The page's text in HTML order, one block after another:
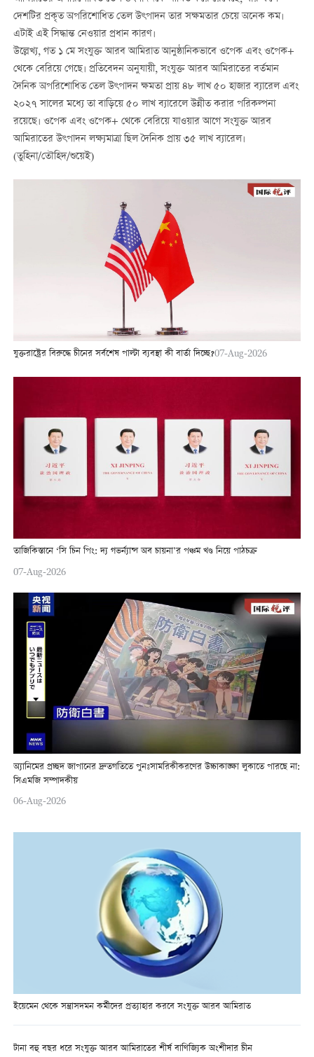
দেশটির প্রকৃত অপরিশোধিত তেল উৎপাদন তার সক্ষমতার চেয়ে অনেক কম।
এটাই এই সিদ্ধান্ত নেওয়ার প্রধান কারণ।
উল্লেখ্য, গত ১ মে সংযুক্ত আরব আমিরাত আনুষ্ঠানিকভাবে ওপেক এবং ওপেক+
থেকে বেরিয়ে গেছে। প্রতিবেদন অনুযায়ী, সংযুক্ত আরব আমিরাতের বর্তমান
দৈনিক অপরিশোধিত তেল উৎপাদন ক্ষমতা প্রায় ৪৮ লাখ ৫০ হাজার ব্যারেল এবং
২০২৭ সালের মধ্যে তা বাড়িয়ে ৫০ লাখ ব্যারেলে উন্নীত করার পরিকল্পনা
রয়েছে। ওপেক এবং ওপেক+ থেকে বেরিয়ে যাওয়ার আগে সংযুক্ত আরব
আমিরাতের উৎপাদন লক্ষ্যমাত্রা ছিল দৈনিক প্রায় ৩৫ লাখ ব্যারেল।
(তুহিনা/তৌহিদ/শুয়েই)
যুক্তরাষ্ট্রের বিরুদ্ধে চীনের সর্বশেষ পাল্টা ব্যবস্থা কী বার্তা দিচ্ছে?07-Aug-2026
তাজিকিস্তানে ‘সি চিন পিং: দ্য গভর্ন্যান্স অব চায়না’র পঞ্চম খণ্ড নিয়ে পাঠচক্র
07-Aug-2026
অ্যানিমের প্রচ্ছদ জাপানের দ্রুতগতিতে পুনঃসামরিকীকরণের উচ্চাকাঙ্ক্ষা লুকাতে পারছে না:
সিএমজি সম্পাদকীয়
06-Aug-2026
ইয়েমেন থেকে সন্ত্রাসদমন কর্মীদের প্রত্যাহার করবে সংযুক্ত আরব আমিরাত
টানা বহু বছর ধরে সংযুক্ত আরব আমিরাতের শীর্ষ বাণিজ্যিক অংশীদার চীন